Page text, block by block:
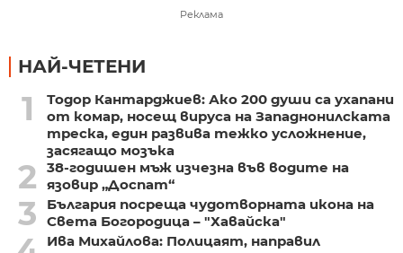
Реклама
НАЙ-ЧЕТЕНИ
1
Тодор Кантарджиев: Ако 200 души са ухапани
от комар, носещ вируса на Западнонилската
треска, един развива тежко усложнение,
засягащо мозъка
2
38-годишен мъж изчезна във водите на
язовир „Доспат“
3
България посреща чудотворната икона на
Света Богородица – "Хавайска"
Ива Михайлова: Полицаят, направил